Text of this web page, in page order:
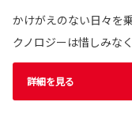
かけがえのない日々を
クノロジーは惜しみなく
詳細を見る